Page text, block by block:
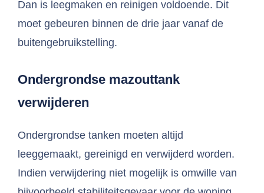
Dan is leegmaken en reinigen voldoende. Dit
moet gebeuren binnen de drie jaar vanaf de
buitengebruikstelling.
Ondergrondse mazouttank
verwijderen
Ondergrondse tanken moeten altijd
leeggemaakt, gereinigd en verwijderd worden.
Indien verwijdering niet mogelijk is omwille van